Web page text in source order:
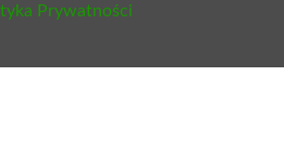
Prywatności